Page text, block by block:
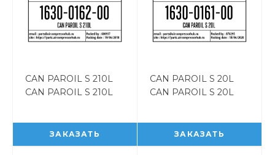
CAN PAROIL S 210L
CAN PAROIL S 210L
ЗАКАЗАТЬ
CAN PAROIL S 20L
CAN PAROIL S 20L
ЗАКАЗАТЬ